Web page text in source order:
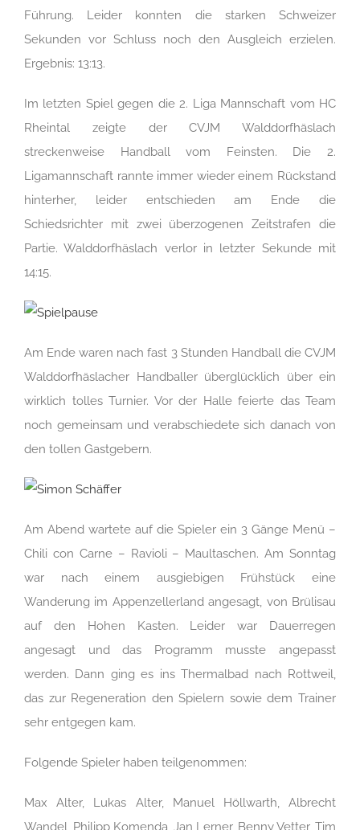
Führung. Leider konnten die starken Schweizer
Sekunden vor Schluss noch den Ausgleich erzielen.
Ergebnis: 13:13.
Im letzten Spiel gegen die 2. Liga Mannschaft vom HC
Rheintal zeigte der CVJM Walddorfhäslach
streckenweise Handball vom Feinsten. Die 2.
Ligamannschaft rannte immer wieder einem Rückstand
hinterher, leider entschieden am Ende die
Schiedsrichter mit zwei überzogenen Zeitstrafen die
Partie. Walddorfhäslach verlor in letzter Sekunde mit
14:15.
Am Ende waren nach fast 3 Stunden Handball die CVJM
Walddorfhäslacher Handballer überglücklich über ein
wirklich tolles Turnier. Vor der Halle feierte das Team
noch gemeinsam und verabschiedete sich danach von
den tollen Gastgebern.
Am Abend wartete auf die Spieler ein 3 Gänge Menü –
Chili con Carne – Ravioli – Maultaschen. Am Sonntag
war nach einem ausgiebigen Frühstück eine
Wanderung im Appenzellerland angesagt, von Brülisau
auf den Hohen Kasten. Leider war Dauerregen
angesagt und das Programm musste angepasst
werden. Dann ging es ins Thermalbad nach Rottweil,
das zur Regeneration den Spielern sowie dem Trainer
sehr entgegen kam.
Folgende Spieler haben teilgenommen:
Max Alter, Lukas Alter, Manuel Höllwarth, Albrecht
Wandel, Philipp Komenda, Jan Lerner, Benny Vetter, Tim